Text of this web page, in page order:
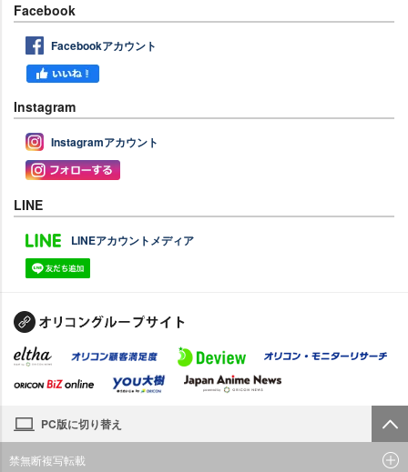
Facebook
Facebookアカウント
Instagram
Instagramアカウント
LINE
LINEアカウントメディア
PC版に切り替え
禁無断複写転載